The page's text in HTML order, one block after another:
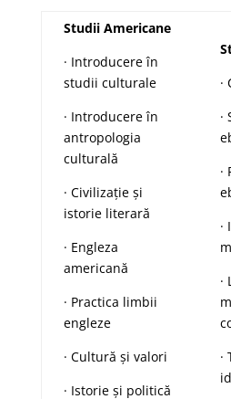
Studii Americane
· Introducere în
studii culturale
· Introducere în
antropologia
culturală
· Civilizație și
istorie literară
· Engleza
americană
· Practica limbii
engleze
· Cultură și valori
· Istorie și politică
·
·
·